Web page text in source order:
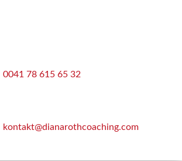
0041 78 615 65 32
kontakt@dianarothcoaching.com